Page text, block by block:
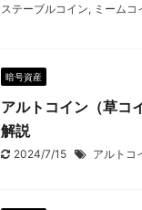
ステーブルコイン, ミームコ
暗号資産
アルトコイン（草コ
解説
2024/7/15 アルトコ